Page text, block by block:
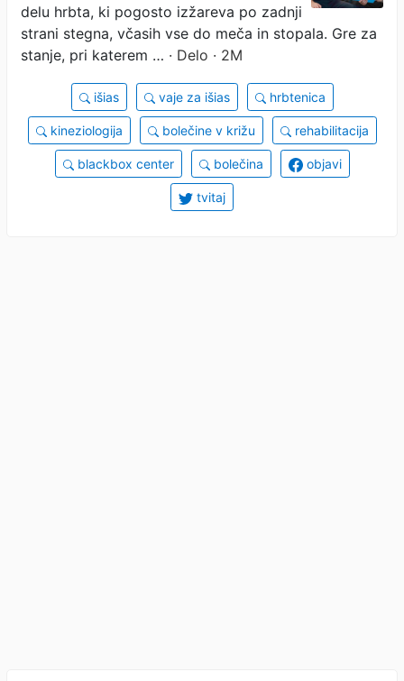
delu hrbta, ki pogosto izžareva po zadnji
strani stegna, včasih vse do meča in stopala. Gre za
stanje, pri katerem … · Delo · 2M
išias vaje za išias hrbtenica
kineziologija bolečine v križu rehabilitacija
blackbox center bolečina objavi
tvitaj